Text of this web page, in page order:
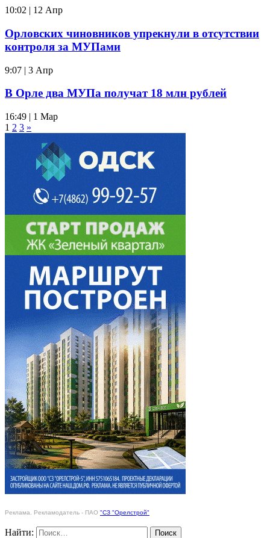
10:02 | 12 Апр
Орловских чиновников упрекнули в отсутствии
контроля за МУПами
9:07 | 3 Апр
В Орле два МУПа получат 18 млн рублей
16:49 | 1 Мар
1 2 3 »
Реклама. Рекламодатель - ПАО "СЗ "Орелстрой"
Найти: